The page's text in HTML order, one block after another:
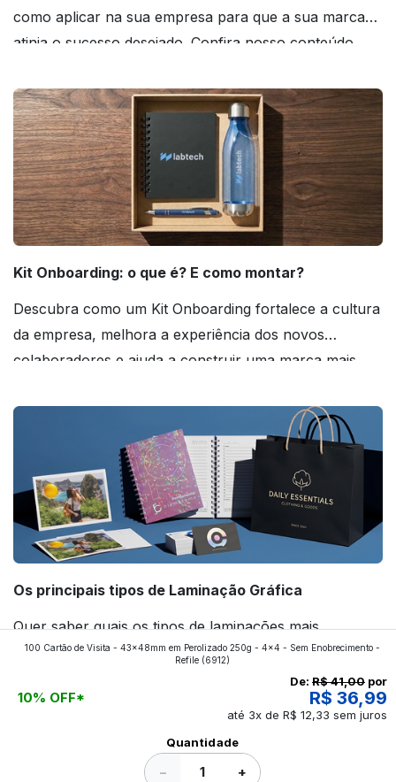
como aplicar na sua empresa para que a sua marca
atinja o sucesso desejado. Confira nosso conteúdo
Kit Onboarding: o que é? E como montar?
Descubra como um Kit Onboarding fortalece a cultura
da empresa, melhora a experiência dos novos
colaboradores e ajuda a construir uma marca mais
Os principais tipos de Laminação Gráfica
Quer saber quais os tipos de laminações mais
aplicados nos impressos da gráfica FuturaIM? Então,
continue a leitura que vamos revelar para você!
100 Cartão de Visita - 43x48mm em Perolizado 250g - 4x4 - Sem Enobrecimento -
Refile (6912)
10% OFF*
De: R$ 41,00 por
R$ 36,99
até 3x de R$ 12,33 sem juros
Quantidade
− +